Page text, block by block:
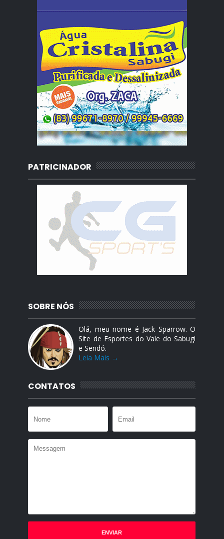
PATRICINADOR
SOBRE NÓS
Olá, meu nome é Jack Sparrow. O
Site de Esportes do Vale do Sabugi
e Seridó.
Leia Mais →
CONTATOS